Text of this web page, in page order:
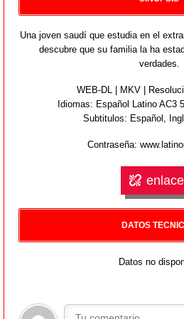
Una joven saudí que estudia en el
descubre que su familia la ha
verdades.
WEB-DL | MKV |
Idiomas: Español Latino AC3
Subtitulos: Español,
Contraseña:
DATOS
Datos no